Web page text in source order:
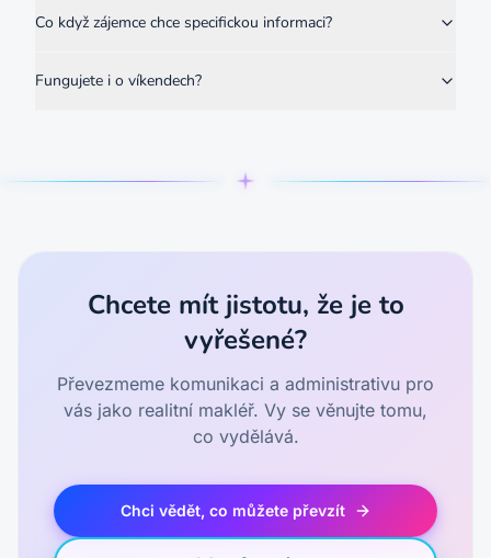
Co když zájemce chce specifickou informaci?
Fungujete i o víkendech?
Chcete mít jistotu, že je to
vyřešené?
Převezmeme komunikaci a administrativu pro
vás jako realitní makléř. Vy se věnujte tomu,
co vydělává.
Chci vědět, co můžete převzít